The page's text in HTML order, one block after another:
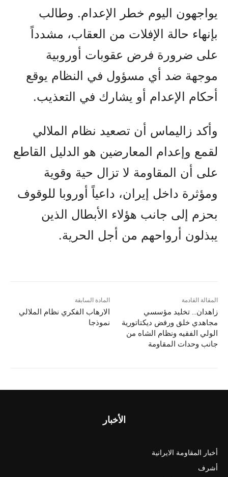
يواجهون اليوم خطر الإعدام. وطالب
بإنهاء حالة الإفلات من العقاب، مشدداً
على ضرورة فرض عقوبات أوروبية
موجهة ضد أي مسؤول في النظام يوقع
أحكام الإعدام أو يشارك في التعذيب.
وأكد زاليماس أن تصعيد نظام الملالي
لقمع وإعدام المعارضين هو الدليل القاطع
على أن المقاومة لا تزال حية وقوية
ومؤثرة داخل إيران، داعياً أوروبا للوقوف
بحزم إلى جانب هؤلاء الأبطال الذين
يبذلون أرواحهم من أجل الحرية.
المادة السابقة
الارهاب الفکري نظام الملالي
نموذجا
المقالة القادمة
زاهدان… تخلید مؤسسي
مجاهدي خلق ورفض ديكتاتورية
الولي الفقيه ونظام الشاه من
جانب وحدات المقاومة
الأخبار
أخبار المقاومة الايرانية
أشرف